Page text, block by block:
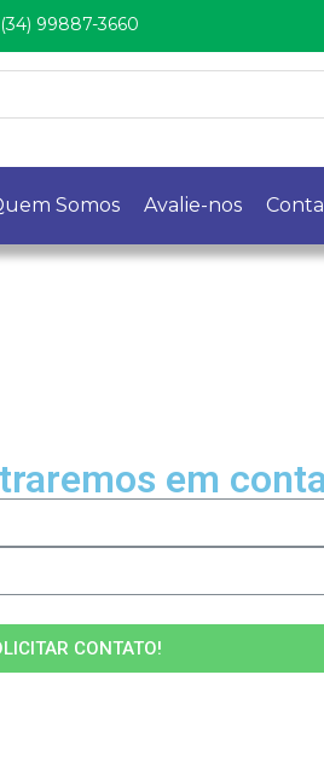
(34) 99887-3660
Somos Avalie-nos
em
CONTATO!